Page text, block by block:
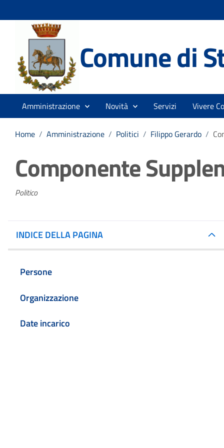
Comune di
Amministrazione Novità Servizi Vivere
Home / Amministrazione / Politici / Filippo Gerardo /
Componente
Politico
INDICE DELLA PAGINA
Persone
Organizzazione
Date incarico